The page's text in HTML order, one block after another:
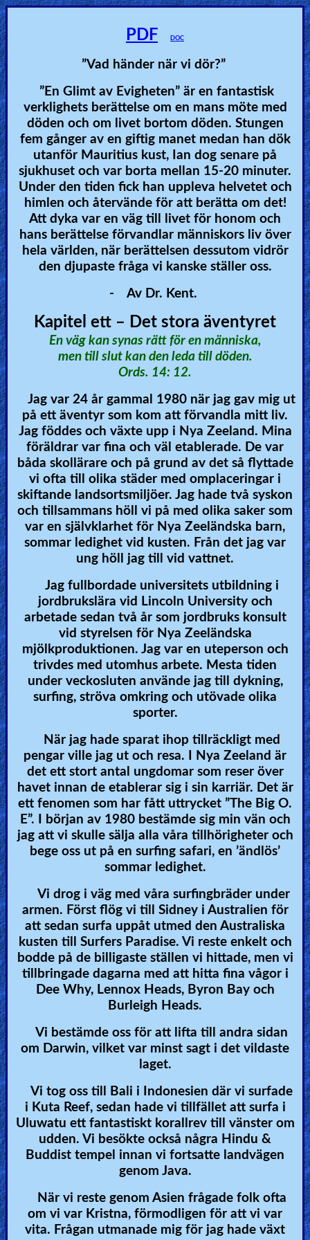
Heaven
Hell
Prayer
Bible/Study
Jesus
Warfare
Revelations
Testimonies
Evangelism
Documentaries
Islam
Other
Other
Languages
Contact/Feedback/Donate
Follow
us
Social
Media
PDF
Books
Random
Video
Ask
AI
Questions
Something
2nd
Page,
Older
PDF DOC
”Vad händer när vi dör?”
”En Glimt av Evigheten” är en fantastisk
verklighets berättelse om en mans möte med
döden och om livet bortom döden. Stungen
fem gånger av en giftig manet medan han dök
utanför Mauritius kust, Ian dog senare på
sjukhuset och var borta mellan 15-20 minuter.
Under den tiden fick han uppleva helvetet och
himlen och återvände för att berätta om det!
Att dyka var en väg till livet för honom och
hans berättelse förvandlar människors liv över
hela världen, när berättelsen dessutom vidrör
den djupaste fråga vi kanske ställer oss.
- Av Dr. Kent.
Kapitel ett – Det stora äventyret
En väg kan synas rätt för en människa,
men till slut kan den leda till döden.
Ords. 14: 12.
Jag var 24 år gammal 1980 när jag gav mig ut
på ett äventyr som kom att förvandla mitt liv.
Jag föddes och växte upp i Nya Zeeland. Mina
föräldrar var fina och väl etablerade. De var
båda skollärare och på grund av det så flyttade
vi ofta till olika städer med omplaceringar i
skiftande landsortsmiljöer. Jag hade två syskon
och tillsammans höll vi på med olika saker som
var en självklarhet för Nya Zeeländska barn,
sommar ledighet vid kusten. Från det jag var
ung höll jag till vid vattnet.
Jag fullbordade universitets utbildning i
jordbrukslära vid Lincoln University och
arbetade sedan två år som jordbruks konsult
vid styrelsen för Nya Zeeländska
mjölkproduktionen. Jag var en uteperson och
trivdes med utomhus arbete. Mesta tiden
under veckosluten använde jag till dykning,
surfing, ströva omkring och utövade olika
sporter.
När jag hade sparat ihop tillräckligt med
pengar ville jag ut och resa. I Nya Zeeland är
det ett stort antal ungdomar som reser över
havet innan de etablerar sig i sin karriär. Det är
ett fenomen som har fått uttrycket ”The Big O.
E”. I början av 1980 bestämde sig min vän och
jag att vi skulle sälja alla våra tillhörigheter och
bege oss ut på en surfing safari, en ’ändlös’
sommar ledighet.
Vi drog i väg med våra surfingbräder under
armen. Först flög vi till Sidney i Australien för
att sedan surfa uppåt utmed den Australiska
kusten till Surfers Paradise. Vi reste enkelt och
bodde på de billigaste ställen vi hittade, men vi
tillbringade dagarna med att hitta fina vågor i
Dee Why, Lennox Heads, Byron Bay och
Burleigh Heads.
Vi bestämde oss för att lifta till andra sidan
om Darwin, vilket var minst sagt i det vildaste
laget.
Vi tog oss till Bali i Indonesien där vi surfade
i Kuta Reef, sedan hade vi tillfället att surfa i
Uluwatu ett fantastiskt korallrev till vänster om
udden. Vi besökte också några Hindu &
Buddist tempel innan vi fortsatte landvägen
genom Java.
När vi reste genom Asien frågade folk ofta
om vi var Kristna, förmodligen för att vi var
vita. Frågan utmanade mig för jag hade växt